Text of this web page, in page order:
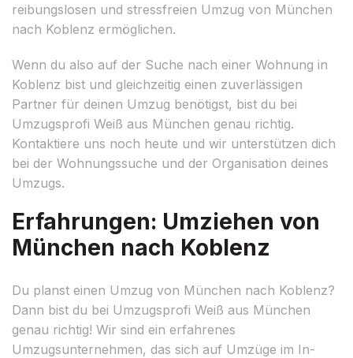
reibungslosen und stressfreien Umzug von München
nach Koblenz ermöglichen.
Wenn du also auf der Suche nach einer Wohnung in
Koblenz bist und gleichzeitig einen zuverlässigen
Partner für deinen Umzug benötigst, bist du bei
Umzugsprofi Weiß aus München genau richtig.
Kontaktiere uns noch heute und wir unterstützen dich
bei der Wohnungssuche und der Organisation deines
Umzugs.
Erfahrungen: Umziehen von
München nach Koblenz
Du planst einen Umzug von München nach Koblenz?
Dann bist du bei Umzugsprofi Weiß aus München
genau richtig! Wir sind ein erfahrenes
Umzugsunternehmen, das sich auf Umzüge im In-